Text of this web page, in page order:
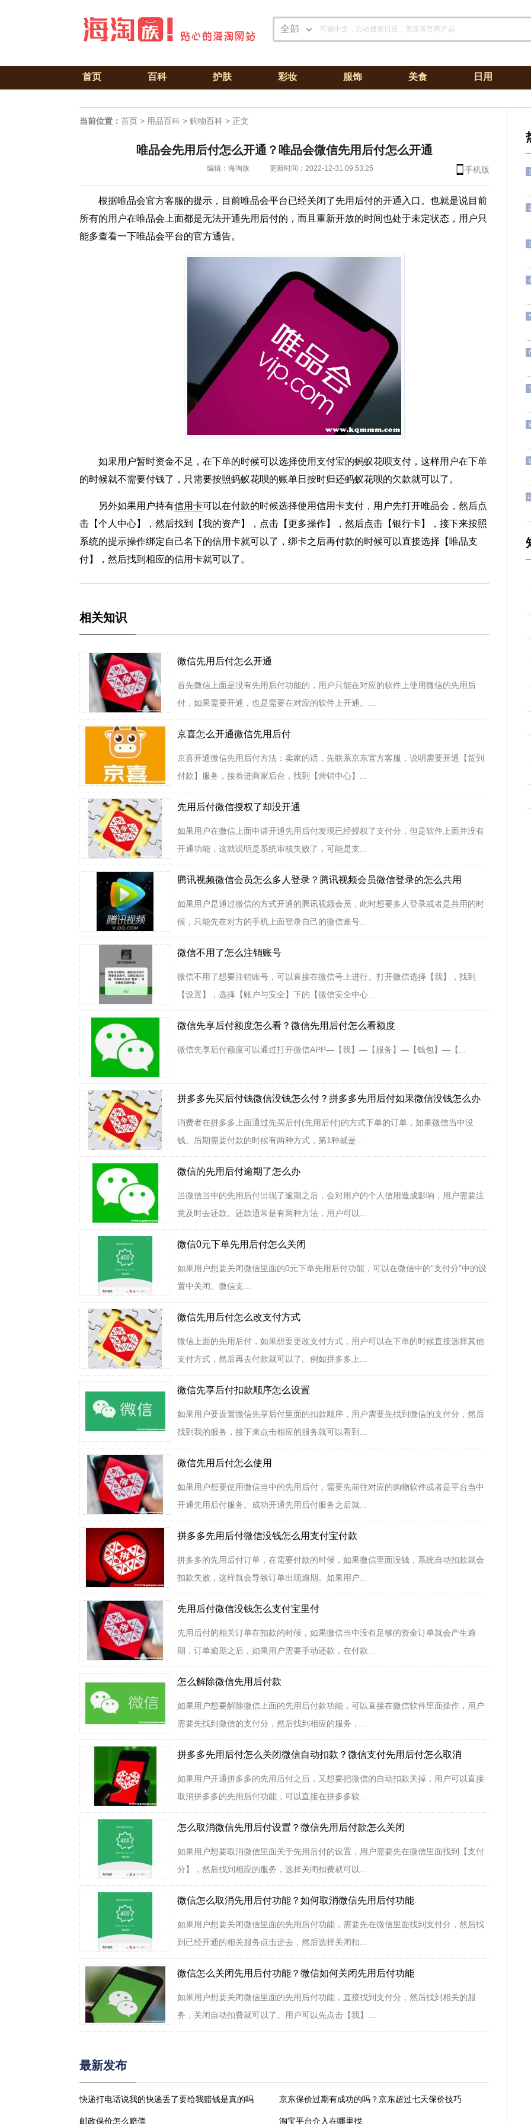
全部
专题
全部
可输中文，自动搜索日亚、美亚等官网产品
首页 百科 护肤 彩妆 服饰 美食 日用
当前位置：首页 > 用品百科 > 购物百科 > 正文
唯品会先用后付怎么开通？唯品会微信先用后付怎么开通
手机版
编辑：海淘族 更新时间：2022-12-31 09:53:25
根据唯品会官方客服的提示，目前唯品会平台已经关闭了先用后付的开通入口。也就是说目前
所有的用户在唯品会上面都是无法开通先用后付的，而且重新开放的时间也处于未定状态，用户只
能多查看一下唯品会平台的官方通告。
如果用户暂时资金不足，在下单的时候可以选择使用支付宝的蚂蚁花呗支付，这样用户在下单
的时候就不需要付钱了，只需要按照蚂蚁花呗的账单日按时归还蚂蚁花呗的欠款就可以了。
另外如果用户持有信用卡可以在付款的时候选择使用信用卡支付，用户先打开唯品会，然后点
击【个人中心】，然后找到【我的资产】，点击【更多操作】，然后点击【银行卡】，接下来按照
系统的提示操作绑定自己名下的信用卡就可以了，绑卡之后再付款的时候可以直接选择【唯品支
付】，然后找到相应的信用卡就可以了。
相关知识
微信先用后付怎么开通
首先微信上面是没有先用后付功能的，用户只能在对应的软件上使用微信的先用后
付，如果需要开通，也是需要在对应的软件上开通。...
京喜怎么开通微信先用后付
京喜开通微信先用后付方法：卖家的话，先联系京东官方客服，说明需要开通【货到
付款】服务，接着进商家后台，找到【营销中心】...
先用后付微信授权了却没开通
如果用户在微信上面申请开通先用后付发现已经授权了支付分，但是软件上面并没有
开通功能，这就说明是系统审核失败了，可能是支...
腾讯视频微信会员怎么多人登录？腾讯视频会员微信登录的怎么共用
如果用户是通过微信的方式开通的腾讯视频会员，此时想要多人登录或者是共用的时
候，只能先在对方的手机上面登录自己的微信账号...
微信不用了怎么注销账号
微信不用了想要注销账号，可以直接在微信号上进行。打开微信选择【我】，找到
【设置】，选择【账户与安全】下的【微信安全中心...
微信先享后付额度怎么看？微信先用后付怎么看额度
微信先享后付额度可以通过打开微信APP—【我】—【服务】—【钱包】—【...
拼多多先买后付钱微信没钱怎么付？拼多多先用后付如果微信没钱怎么办
消费者在拼多多上面通过先买后付(先用后付)的方式下单的订单，如果微信当中没
钱。后期需要付款的时候有两种方式，第1种就是...
微信的先用后付逾期了怎么办
当微信当中的先用后付出现了逾期之后，会对用户的个人信用造成影响，用户需要注
意及时去还款。还款通常是有两种方法，用户可以...
微信0元下单先用后付怎么关闭
如果用户想要关闭微信里面的0元下单先用后付功能，可以在微信中的“支付分”中的设
置中关闭。微信支...
微信先用后付怎么改支付方式
微信上面的先用后付，如果想要更改支付方式，用户可以在下单的时候直接选择其他
支付方式，然后再去付款就可以了。例如拼多多上...
微信先享后付扣款顺序怎么设置
如果用户要设置微信先享后付里面的扣款顺序，用户需要先找到微信的支付分，然后
找到我的服务，接下来点击相应的服务就可以看到...
微信先用后付怎么使用
如果用户想要使用微信当中的先用后付，需要先前往对应的购物软件或者是平台当中
开通先用后付服务。成功开通先用后付服务之后就...
拼多多先用后付微信没钱怎么用支付宝付款
拼多多的先用后付订单，在需要付款的时候，如果微信里面没钱，系统自动扣款就会
扣款失败，这样就会导致订单出现逾期。如果用户...
先用后付微信没钱怎么支付宝里付
先用后付的相关订单在扣款的时候，如果微信当中没有足够的资金订单就会产生逾
期，订单逾期之后，如果用户需要手动还款，在付款...
怎么解除微信先用后付款
如果用户想要解除微信上面的先用后付款功能，可以直接在微信软件里面操作，用户
需要先找到微信的支付分，然后找到相应的服务，...
拼多多先用后付怎么关闭微信自动扣款？微信支付先用后付怎么取消
如果用户开通拼多多的先用后付之后，又想要把微信的自动扣款关掉，用户可以直接
取消拼多多的先用后付功能，可以直接在拼多多软...
怎么取消微信先用后付设置？微信先用后付款怎么关闭
如果用户想要取消微信里面关于先用后付的设置，用户需要先在微信里面找到【支付
分】，然后找到相应的服务，选择关闭扣费就可以...
微信怎么取消先用后付功能？如何取消微信先用后付功能
如果用户想要关闭微信里面的先用后付功能，需要先在微信里面找到支付分，然后找
到已经开通的相关服务点击进去，然后选择关闭扣...
微信怎么关闭先用后付功能？微信如何关闭先用后付功能
如果用户想要关闭微信里面的先用后付功能，直接找到支付分，然后找到相关的服
务，关闭自动扣费就可以了。用户可以先点击【我】...
最新发布
快递打电话说我的快递丢了要给我赔钱是真的吗 京东保价过期有成功的吗？京东超过七天保价技巧
邮政保价怎么赔偿 淘宝平台介入在哪里找
1
2
3
4
5
6
7
8
9